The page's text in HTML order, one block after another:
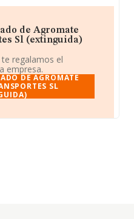
de Agromate
Sl (extinguida)
regalamos el
empresa.
DE AGROMATE
SL